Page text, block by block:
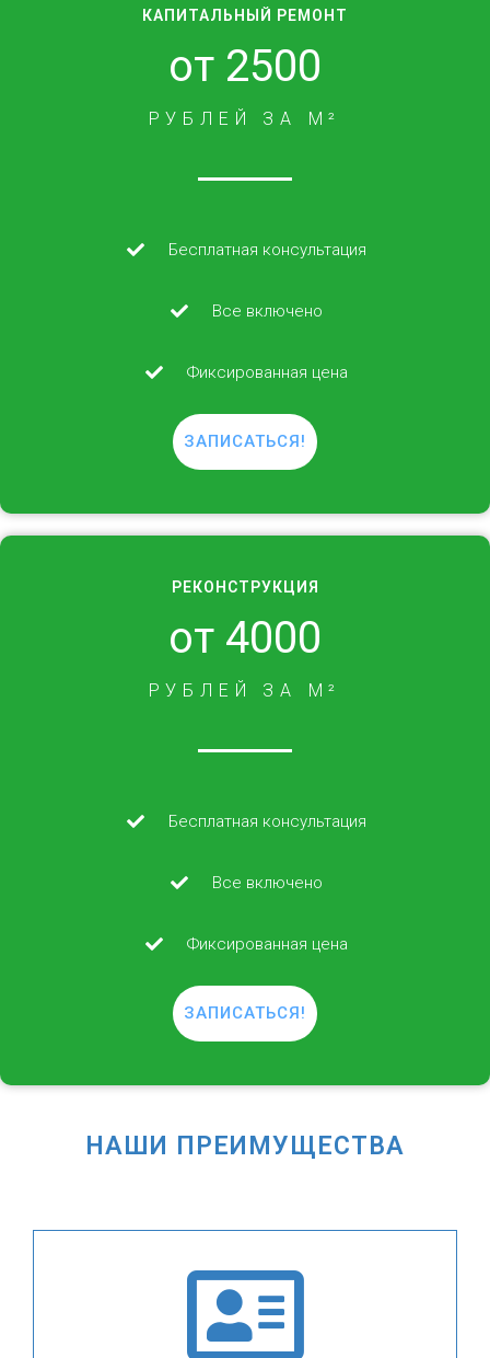
КАПИТАЛЬНЫЙ РЕМОНТ
от 2500
РУБЛЕЙ ЗА М²
Бесплатная консультация
Все включено
Фиксированная цена
ЗАПИСАТЬСЯ!
РЕКОНСТРУКЦИЯ
от 4000
РУБЛЕЙ ЗА М²
Бесплатная консультация
Все включено
Фиксированная цена
ЗАПИСАТЬСЯ!
НАШИ ПРЕИМУЩЕСТВА